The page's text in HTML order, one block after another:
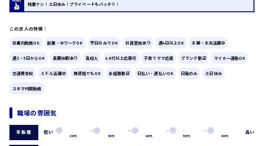
製造・軽作業・物流系
検品・包装・箱詰め
ピッキング・仕分け
医師
看護助手
看護師
広島市中区
広島市東区
広島市南区
時給1200円～
時給1300円～
残業ナシ！土日休み！プライベートもバッチリ！
この求人の特徴：
扶養内勤務OK 副業・WワークOK 平日のみでOK 社員登用あり 週4日以上OK 主婦・主夫活躍中
週2・3日からOK 長期休暇あり 高収入 40代以上応募可 子育てママ応援 ブランク歓迎 マイカー通勤OK
交通費支給 ミドル活躍中 無資格でもOK 未経験歓迎 日払い・週払いOK 日勤のみ 土日休み
スキマ時間勤務
職場の雰囲気
年齢層 低い
20代 30代 40代 50代 60代
高い